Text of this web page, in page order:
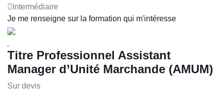
Intermédiaire
Je me renseigne sur la formation qui m'intéresse
Titre Professionnel Assistant
Manager d’Unité Marchande (AMUM)
Sur devis